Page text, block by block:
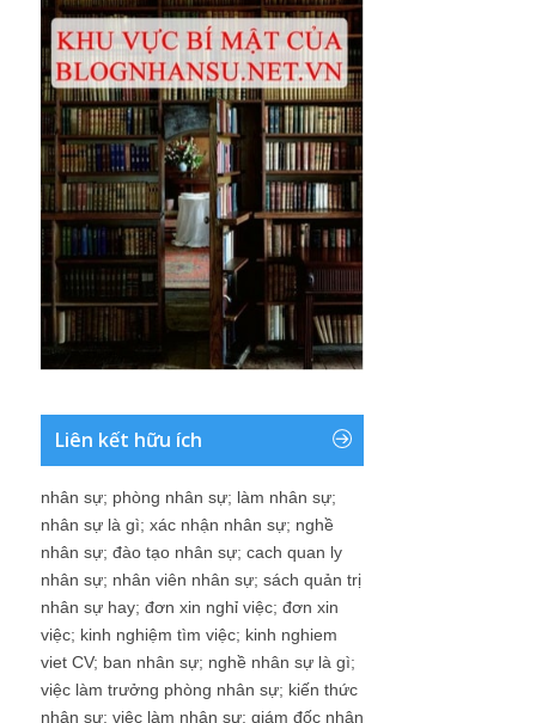
Liên kết hữu ích
nhân sự; phòng nhân sự; làm nhân sự;
nhân sự là gì; xác nhận nhân sự; nghề
nhân sự; đào tạo nhân sự; cach quan ly
nhân sự; nhân viên nhân sự; sách quản trị
nhân sự hay; đơn xin nghỉ việc; đơn xin
việc; kinh nghiệm tìm việc; kinh nghiem
viet CV; ban nhân sự; nghề nhân sự là gì;
việc làm trưởng phòng nhân sự; kiến thức
nhân sự; việc làm nhân sự; giám đốc nhân